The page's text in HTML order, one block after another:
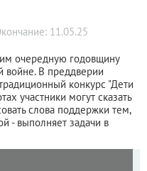
11.05.25
очередную годовщину
войне. В преддверии
конкурс "Дети
участники могут сказать
слова поддержки тем,
- выполняет задачи в